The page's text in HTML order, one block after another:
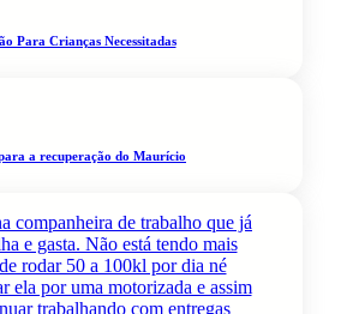
Para Crianças Necessitadas
a recuperação do Maurício